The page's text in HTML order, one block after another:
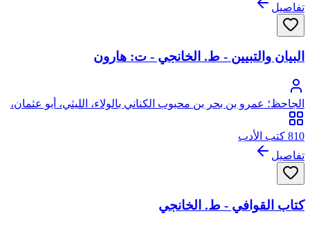
تفاصيل
البيان والتبيين - ط. الخانجي - ت: هارون
الجاحظ؛ عمرو بن بحر بن محبوب الكناني بالولاء، الليثي، أبو عثمان،
الشهير بالجاحظ
810 كتب الأدب
تفاصيل
كتاب القوافي - ط. الخانجي